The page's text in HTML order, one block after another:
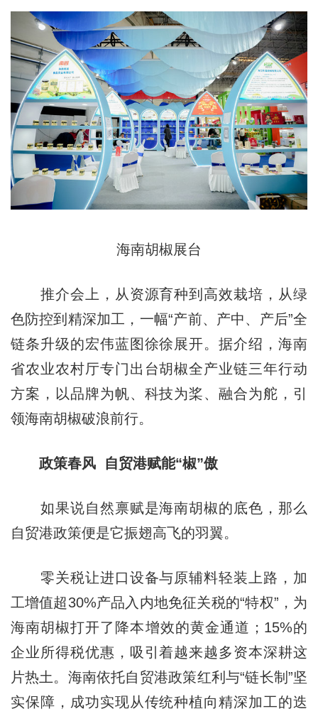
海南胡椒展台
推介会上，从资源育种到高效栽培，从绿
色防控到精深加工，一幅“产前、产中、产后”全
链条升级的宏伟蓝图徐徐展开。据介绍，海南
省农业农村厅专门出台胡椒全产业链三年行动
方案，以品牌为帆、科技为桨、融合为舵，引
领海南胡椒破浪前行。
政策春风 自贸港赋能“椒”傲
如果说自然禀赋是海南胡椒的底色，那么
自贸港政策便是它振翅高飞的羽翼。
零关税让进口设备与原辅料轻装上路，加
工增值超30%产品入内地免征关税的“特权”，为
海南胡椒打开了降本增效的黄金通道；15%的
企业所得税优惠，吸引着越来越多资本深耕这
片热土。海南依托自贸港政策红利与“链长制”坚
实保障，成功实现从传统种植向精深加工的迭